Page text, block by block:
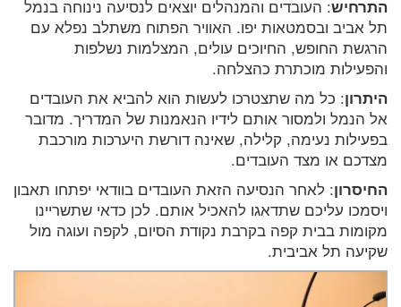
התרחיש: העובדים והמנהלים יוצאים לנסיעה נינוחה בנמל
תל אביב ובסמטאות יפו. האוויר הפתוח משתלב נפלא עם
הרגשת החופש, החיוכים עולים, המצלמות נשלפות
והפעילות מוכתרת כהצלחה.
היתרון: כל מה שתצטרכו לעשות הוא להביא את העובדים
אל הנמל ולמסור אותם לידיו הנאמנות של המדריך. מדובר
בפעילות נעימה, קלילה, שאינה דורשת היערכות מורכבת
מצדכם או מצד העובדים.
החיסרון: לאחר הנסיעה הזאת העובדים בוודאי יפתחו תאבון
ויסמכו עליכם שתדאגו להאכיל אותם. לכן כדאי שתשריינו
מקומות בבית קפה בקרבת נקודת הסיום, לקפה ועוגה מול
שקיעה תל אביבית.